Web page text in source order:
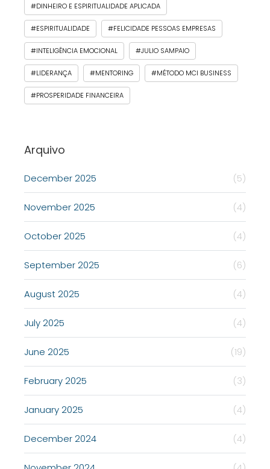
#DINHEIRO E ESPIRITUALIDADE APLICADA
#ESPIRITUALIDADE #FELICIDADE PESSOAS EMPRESAS
#INTELIGÊNCIA EMOCIONAL #JULIO SAMPAIO
#LIDERANÇA #MENTORING #MÉTODO MCI BUSINESS
#PROSPERIDADE FINANCEIRA
Arquivo
December 2025 (5)
November 2025 (4)
October 2025 (4)
September 2025 (6)
August 2025 (4)
July 2025 (4)
June 2025 (19)
February 2025 (3)
January 2025 (4)
December 2024 (4)